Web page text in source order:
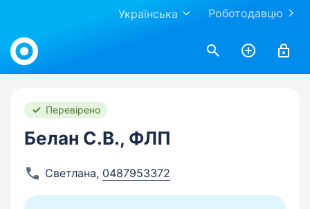
Роботодавцю
Українська
Work.ua
Перевірено
Белан С.В., ФЛП
Светлана, 0487953372